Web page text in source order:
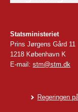
Statsministeriet
Prins Jørgens Gård 11
1218 København K
E-mail: stm@stm.dk
Regeringen